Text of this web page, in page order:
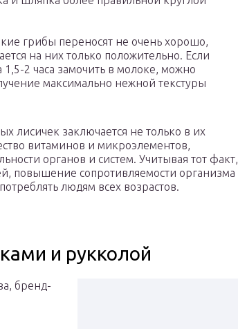
грибы переносят не очень хорошо,
на них только положительно. Если
1,5-2 часа замочить в молоке, можно
максимально нежной текстуры
лисичек заключается не только в их
витаминов и микроэлементов,
органов и систем. Учитывая тот факт,
повышение сопротивляемости организма
людям всех возрастов.
и рукколой
бренд-